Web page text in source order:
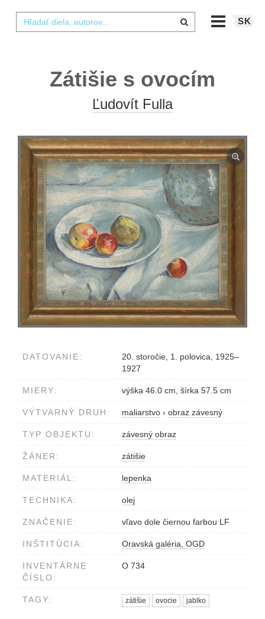
SK
Zátišie s ovocím
Ľudovít Fulla
DATOVANIE:
20. storočie, 1. polovica, 1925–
1927
MIERY: výška 46.0 cm, šírka 57.5 cm
VÝTVARNÝ DRUH: maliarstvo › obraz závesný
TYP OBJEKTU: závesný obraz
ŽÁNER: zátišie
MATERIÁL: lepenka
TECHNIKA: olej
ZNAČENIE: vľavo dole čiernou farbou LF
INŠTITÚCIA: Oravská galéria, OGD
INVENTÁRNE
ČÍSLO:
O 734
TAGY: zátišie ovocie jablko